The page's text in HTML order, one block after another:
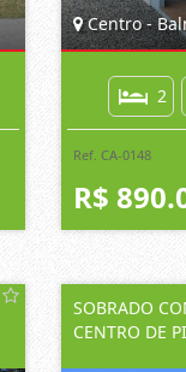
Centro -
2
Ref. CA-0148
R$
SOBRADO
CENTRO DE